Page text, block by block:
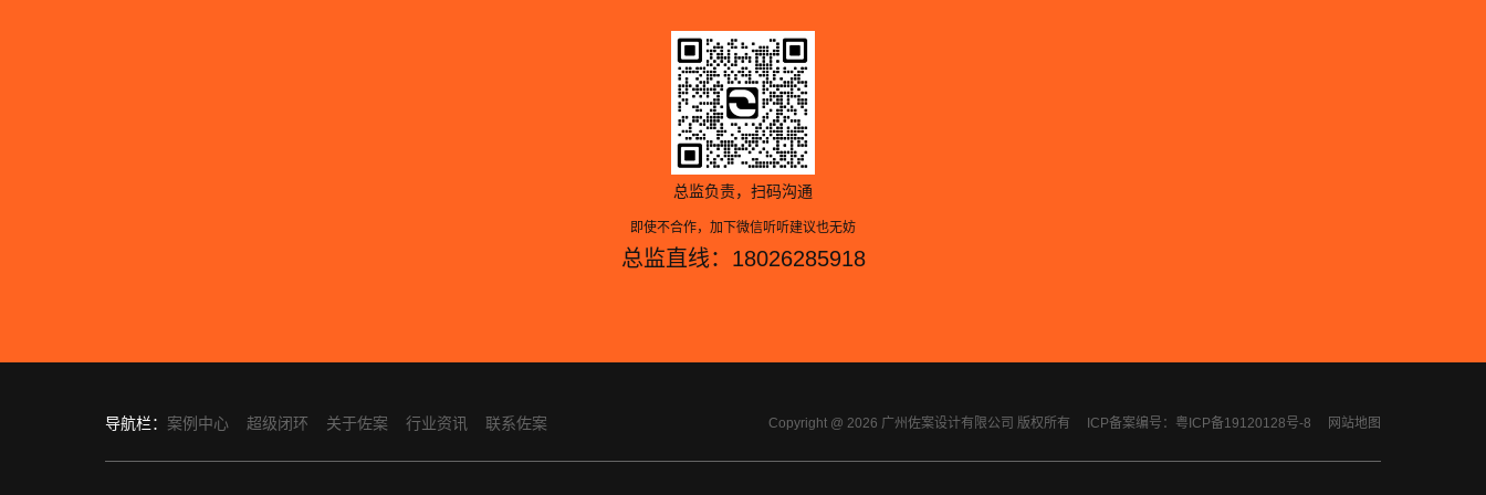
总监负责，扫码沟通
即使不合作，加下微信听听建议也无妨
总监直线：18026285918
导航栏： 案例中心 超级闭环 关于佐案 行业资讯 联系佐案 Copyright @ 2026 广州佐案设计有限公司 版权所有 ICP备案编号：粤ICP备19120128号-8 网站地图